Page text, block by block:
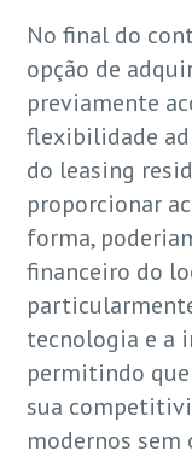
No final do
opção de
previamente
flexibilidade
do leasing
proporcionar
forma,
financeiro do
tecnologia e a
permitindo
sua
modernos sem